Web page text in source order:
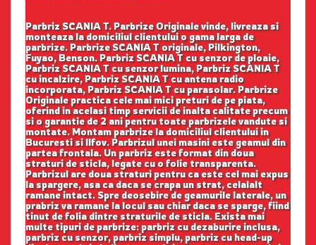
Parbriz SCANIA T. Parbrize Originale vinde, livreaza si
monteaza la domiciliul clientului o gama larga de
parbrize. Parbrize SCANIA T originale, Pilkington,
Fuyao, Benson. Parbriz SCANIA T cu senzor de ploaie,
Parbriz SCANIA T cu senzor lumina, Parbriz SCANIA T
cu incalzire, Parbriz SCANIA T cu antena radio
incorporata, Parbriz SCANIA T cu parasolar. Parbrize
Originale practica cele mai mici preturi de pe piata,
oferind in acelasi timp servicii de inalta calitate precum
si o garantie de 2 ani pentru toate parbrizele vandute si
montate. Montam parbrize la domiciliul clientului in
Bucuresti si Ilfov. Parbrizul unei masini este geamul din
partea frontala. Un parbriz este format din doua
straturi de sticla, legate cu o folie transparenta.
Parbrizul are doua straturi pentru ca este cel mai expus
la spargere, asa ca daca se crapa un strat, celalalt
ramane intact. Spre deosebire de geamurile laterale, un
prabriz va ramane la locul sau chiar daca se sparge, fiind
tinut de folia dintre straturile de sticla. Exista mai
multe tipuri de parbrize: parbriz cu dezaburire inclusa,
parbriz cu senzor, parbriz simplu, parbriz cu head-up